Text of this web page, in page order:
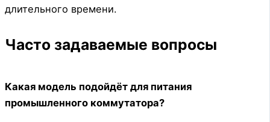
длительного времени.
Часто задаваемые вопросы
Какая модель подойдёт для питания
промышленного коммутатора?